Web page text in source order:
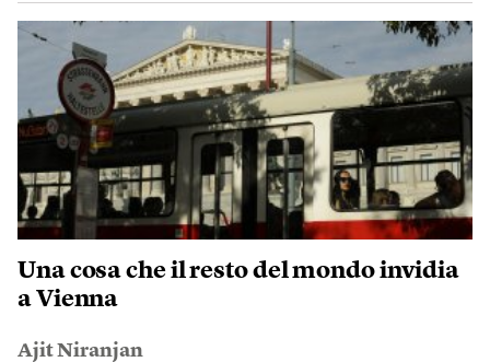
Una cosa che il resto del mondo invidia
a Vienna
Ajit Niranjan